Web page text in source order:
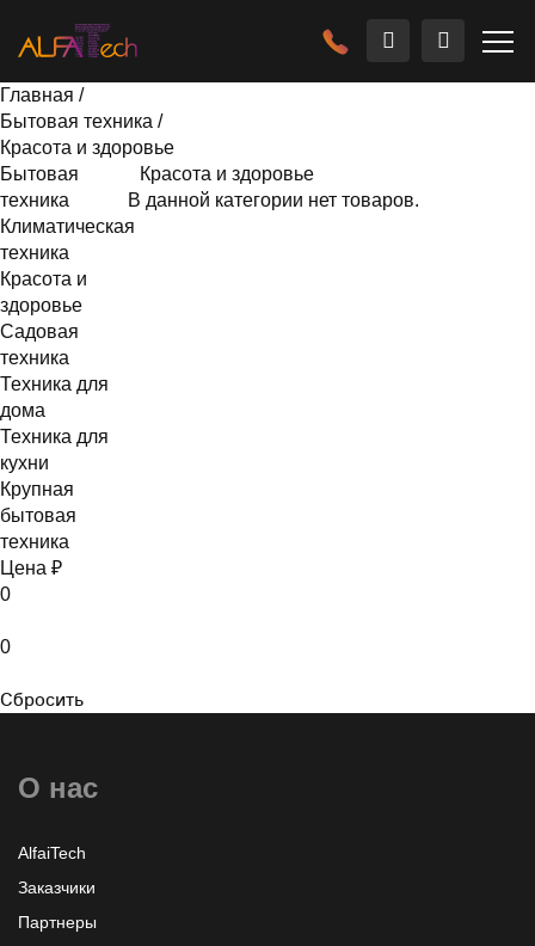
Главная /
Бытовая техника /
Красота и здоровье
Бытовая
техника
Климатическая
техника
Красота и
здоровье
Садовая
техника
Техника для
дома
Техника для
кухни
Крупная
бытовая
техника
Цена ₽
0
0
Сбросить
Красота и здоровье
В данной категории нет товаров.
О нас
AlfaiTech
Заказчики
Партнеры